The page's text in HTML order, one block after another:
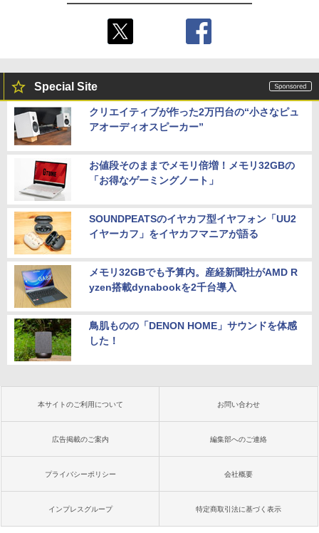
Special Site
クリエイティブが作った2万円台の“小さなピュ
アオーディオスピーカー”
お値段そのままでメモリ倍増！メモリ32GBの
「お得なゲーミングノート」
SOUNDPEATSのイヤカフ型イヤフォン「UU2
イヤーカフ」をイヤカフマニアが語る
メモリ32GBでも予算内。産経新聞社がAMD R
yzen搭載dynabookを2千台導入
鳥肌ものの「DENON HOME」サウンドを体感
した！
本サイトのご利用について お問い合わせ
広告掲載のご案内 編集部へのご連絡
プライバシーポリシー 会社概要
インプレスグループ 特定商取引法に基づく表示